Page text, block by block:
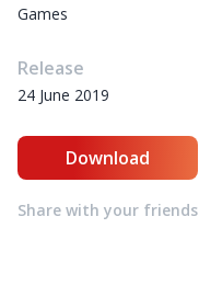
Games
Release
24 June 2019
Download
Share with your friends